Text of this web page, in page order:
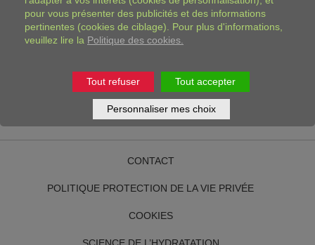
Research qui vise à promouvoir le réflexe d’hydratation
de façon ludique et créative. Splash! est conçu comme
une bibliothèque de contenus téléchargeables et
est une initiative de Hydration for Health.
CONTACT
POLITIQUE PROTECTION DE LA VIE PRIVÉE
COOKIES
pour vous présenter des publicités et des informations
pertinentes (cookies de ciblage). Pour plus d'informations,
veuillez lire la Politique des cookies.
Tout refuser Tout accepter
Personnaliser mes choix